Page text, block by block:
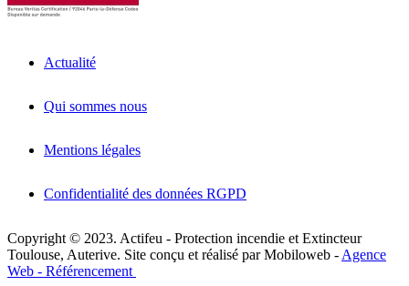
Actualité
Qui sommes nous
Mentions légales
Confidentialité des données RGPD
Copyright © 2023. Actifeu - Protection incendie et Extincteur
Toulouse, Auterive. Site conçu et réalisé par Mobiloweb - Agence
Web - Référencement